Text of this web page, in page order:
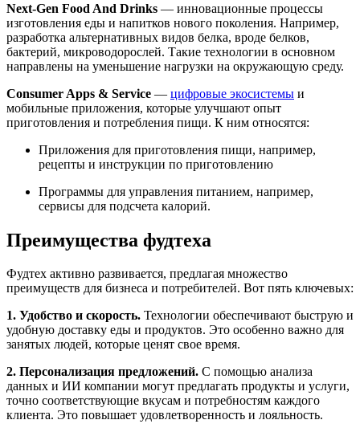
Next-Gen Food And Drinks — инновационные процессы
изготовления еды и напитков нового поколения. Например,
разработка альтернативных видов белка, вроде белков,
бактерий, микроводорослей. Такие технологии в основном
направлены на уменьшение нагрузки на окружающую среду.
Consumer Apps & Service — цифровые экосистемы и
мобильные приложения, которые улучшают опыт
приготовления и потребления пищи. К ним относятся:
Приложения для приготовления пищи, например,
рецепты и инструкции по приготовлению
Программы для управления питанием, например,
сервисы для подсчета калорий.
Преимущества фудтеха
Фудтех активно развивается, предлагая множество
преимуществ для бизнеса и потребителей. Вот пять ключевых:
1. Удобство и скорость. Технологии обеспечивают быструю и
удобную доставку еды и продуктов. Это особенно важно для
занятых людей, которые ценят свое время.
2. Персонализация предложений. С помощью анализа
данных и ИИ компании могут предлагать продукты и услуги,
точно соответствующие вкусам и потребностям каждого
клиента. Это повышает удовлетворенность и лояльность.